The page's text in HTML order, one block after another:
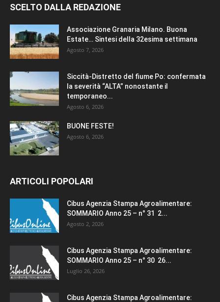
SCELTO DALLA REDAZIONE
Associazione Granaria Milano. Buona
Estate… Sintesi della 32esima settimana
Agosto 7, 2026
Siccità-Distretto del fiume Po: confermata
la severità “ALTA” nonostante il
temporaneo...
Agosto 6, 2026
BUONE FESTE!
Agosto 6, 2026
ARTICOLI POPOLARI
Cibus Agenzia Stampa Agroalimentare:
SOMMARIO Anno 25 – n° 31 2...
Agosto 2, 2026
Cibus Agenzia Stampa Agroalimentare:
SOMMARIO Anno 25 – n° 30 26...
Luglio 26, 2026
Cibus Agenzia Stampa Agroalimentare: